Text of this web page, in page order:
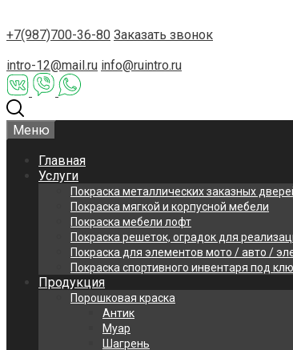
+7(987)700-36-80 Заказать звонок
intro-12@mail.ru info@ruintro.ru
Меню
Главная
Услуги
Покраска металлических заказных
Покраска мягкой и корпусной мебели
Покраска мебели лофт
Покраска решеток, оградок для
Покраска для элементов мото / авто /
Покраска спортивного инвентаря под
Продукция
Порошковая краска
Антик
Муар
Шагрень